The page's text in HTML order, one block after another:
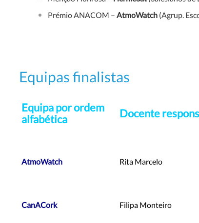
Prémio ANACOM – AtmoWatch (Agrup.
Equipas finalistas
Equipa por ordem
alfabética
Docente
AtmoWatch Rita Marcelo
CanACork Filipa Monteiro